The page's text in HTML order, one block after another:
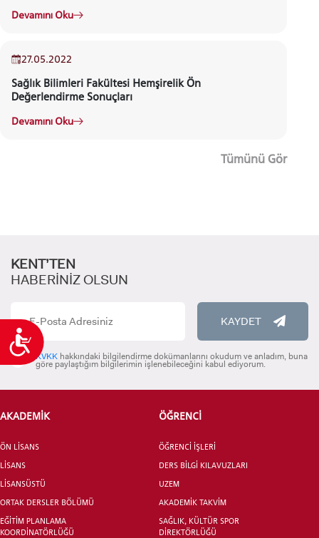
Ulaşılabilirlik
DUYURU
Devamını Oku
27.05.2022
Sağlık Bilimleri Fakültesi Hemşirelik Ön
Değerlendirme Sonuçları
Devamını Oku
Tümünü Gör
KENT’TEN
HABERİNİZ OLSUN
KAYDET
KVKK hakkındaki bilgilendirme dokümanlarını okudum ve anladım, buna
göre paylaştığım bilgilerimin işlenebileceğini kabul ediyorum.
AKADEMİK
ÖN LİSANS
LİSANS
LİSANSÜSTÜ
ORTAK DERSLER BÖLÜMÜ
EĞİTİM PLANLAMA
KOORDİNATÖRLÜĞÜ
ÖĞRENCİ
ÖĞRENCİ İŞLERİ
DERS BİLGİ KILAVUZLARI
UZEM
AKADEMİK TAKVİM
SAĞLIK, KÜLTÜR SPOR
DİREKTÖRLÜĞÜ